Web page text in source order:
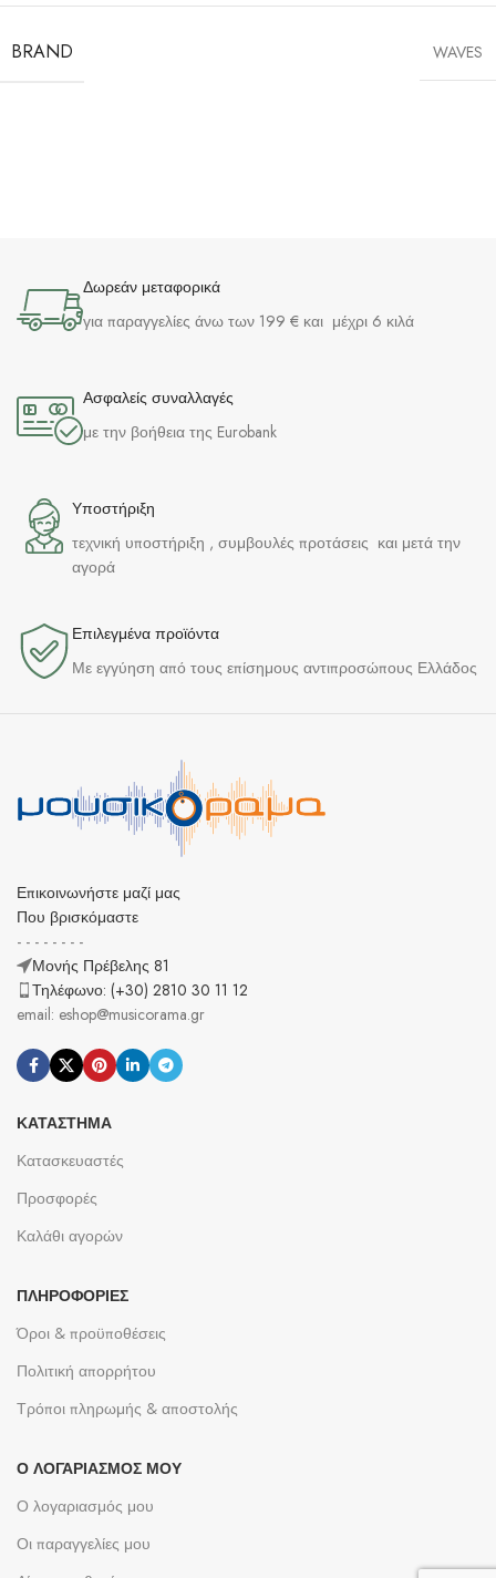
BRAND WAVES
Δωρεάν μεταφορικά
για παραγγελίες άνω των 199 € και μέχρι 6 κιλά
Ασφαλείς συναλλαγές
με την βοήθεια της Eurobank
Υποστήριξη
τεχνική υποστήριξη , συμβουλές προτάσεις και μετά την
αγορά
Επιλεγμένα προϊόντα​
Με εγγύηση από τους επίσημους αντιπροσώπους Ελλάδος
Επικοινωνήστε μαζί μας
Που βρισκόμαστε
- - - - - - - -
Μονής Πρέβελης 81
Τηλέφωνο: (+30) 2810 30 11 12
email: eshop@musicorama.gr
ΚΑΤΆΣΤΗΜΑ
Κατασκευαστές
Προσφορές
Καλάθι αγορών
ΠΛΗΡΟΦΟΡΊΕΣ
Όροι & προϋποθέσεις
Πολιτική απορρήτου
Τρόποι πληρωμής & αποστολής
Ο ΛΟΓΑΡΙΑΣΜΌΣ ΜΟΥ
Ο λογαριασμός μου
Οι παραγγελίες μου